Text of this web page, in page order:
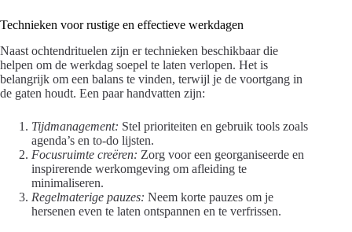
Technieken voor rustige en effectieve werkdagen
Naast ochtendrituelen zijn er technieken beschikbaar die
helpen om de werkdag soepel te laten verlopen. Het is
belangrijk om een balans te vinden, terwijl je de voortgang in
de gaten houdt. Een paar handvatten zijn:
Tijdmanagement: Stel prioriteiten en gebruik tools zoals
agenda’s en to-do lijsten.
Focusruimte creëren: Zorg voor een georganiseerde en
inspirerende werkomgeving om afleiding te
minimaliseren.
Regelmaterige pauzes: Neem korte pauzes om je
hersenen even te laten ontspannen en te verfrissen.